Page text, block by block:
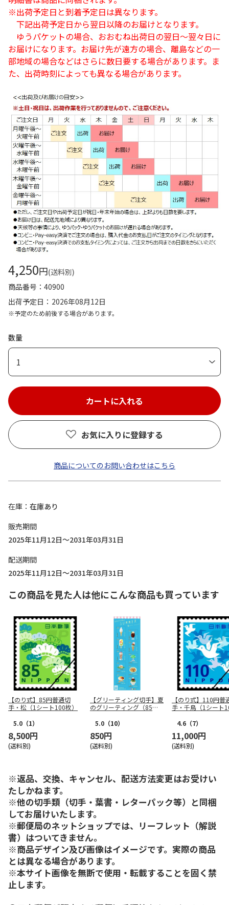
※出荷予定日と到着予定日は異なります。
下記出荷予定日から翌日以降のお届けとなります。
ゆうパケットの場合、おおむね出荷日の翌日～翌々日に
お届けになります。お届け先が遠方の場合、離島などの一
部地域の場合などはさらに数日要する場合があります。ま
た、出荷時刻によっても異なる場合があります。
4,250円(送料別)
商品番号
40900
出荷予定日
2026年08月12日
※予定のため前後する場合があります。
数量
1
お気に入りに登録する
商品についてのお問い合わせはこちら
在庫
在庫あり
販売期間
2025年11月12日～2031年03月31日
配送期間
2025年11月12日～2031年03月31日
この商品を見た人は他にこんな商品も買っています
【のり式】85円普通切
手・松（1シート100枚）
5.0 （1）
8,500円
(送料別)
【グリーティング切手】夏
のグリーティング（85
5.0 （10）
850円
(送料別)
【のり式】110円普
手・千鳥（1シート
4.6 （7）
11,000円
(送料別)
※返品、交換、キャンセル、配送方法変更はお受けい
たしかねます。
※他の切手類（切手・葉書・レターパック等）と同梱
してお届けいたします。
※郵便局のネットショップでは、リーフレット（解説
書）はついてきません。
※商品デザイン及び画像はイメージです。実際の商品
とは異なる場合があります。
※本サイト画像を無断で使用・転載することを固く禁
止します。